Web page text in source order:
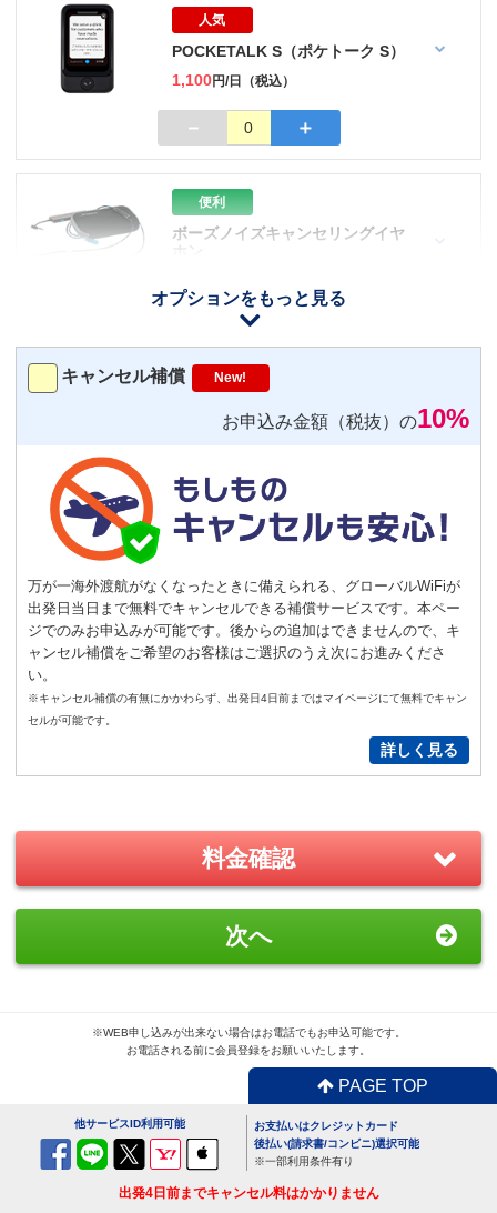
人気
POCKETALK S（ポケトーク S）
1,100円/日（税込）
－ 0 ＋
オプションをもっと見る
便利
ボーズノイズキャンセリングイヤ
ホン
－
Android用 －
【機内モニター接続可】
Bluetoothイヤホン対応
トランスミッター
220円/日（税込）
－ 0 ＋
便利 返却不要
気圧コントロール機能付き耳栓
New!
ルセット
2,200円/日（税込）
GoPro(ゴープロ)HERO8 レンタ
ルセット
1,870
円/日（税込）
－ 0 ＋
キャンセル補償 New!
お申込み金額（税抜）の10%
万が一海外渡航がなくなったときに備えられる、グローバルWiFiが
出発日当日まで無料でキャンセルできる補償サービスです。本ペー
ジでのみお申込みが可能です。後からの追加はできませんので、キ
ャンセル補償をご希望のお客様はご選択のうえ次にお進みくださ
い。
※キャンセル補償の有無にかかわらず、出発日4日前まではマイページにて無料でキャン
セルが可能です。
詳しく見る
料金確認
次へ
※WEB申し込みが出来ない場合はお電話でもお申込可能です。
お電話される前に会員登録をお願いいたします。
PAGE TOP
他サービスID利用可能
お支払いはクレジットカード
後払い(請求書/コンビニ)選択可能
※一部利用条件有り
出発4日前までキャンセル料はかかりません